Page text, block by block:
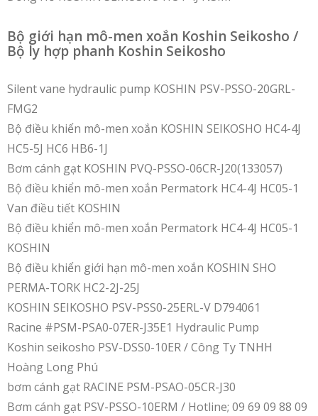
Bộ giới hạn mô-men xoắn Koshin Seikosho /
Bộ ly hợp phanh Koshin Seikosho
Silent vane hydraulic pump KOSHIN PSV-PSSO-20GRL-
FMG2
Bộ điều khiển mô-men xoắn KOSHIN SEIKOSHO HC4-4J
HC5-5J HC6 HB6-1J
Bơm cánh gạt KOSHIN PVQ-PSSO-06CR-J20(133057)
Bộ điều khiển mô-men xoắn Permatork HC4-4J HC05-1
Van điều tiết KOSHIN
Bộ điều khiển mô-men xoắn Permatork HC4-4J HC05-1
KOSHIN
Bộ điều khiển giới hạn mô-men xoắn KOSHIN SHO
PERMA-TORK HC2-2J-25J
KOSHIN SEIKOSHO PSV-PSS0-25ERL-V D794061
Racine #PSM-PSA0-07ER-J35E1 Hydraulic Pump
Koshin seikosho PSV-DSS0-10ER / Công Ty TNHH
Hoàng Long Phú
bơm cánh gạt RACINE PSM-PSAO-05CR-J30
Bơm cánh gạt PSV-PSSO-10ERM / Hotline; 09 69 09 88 09